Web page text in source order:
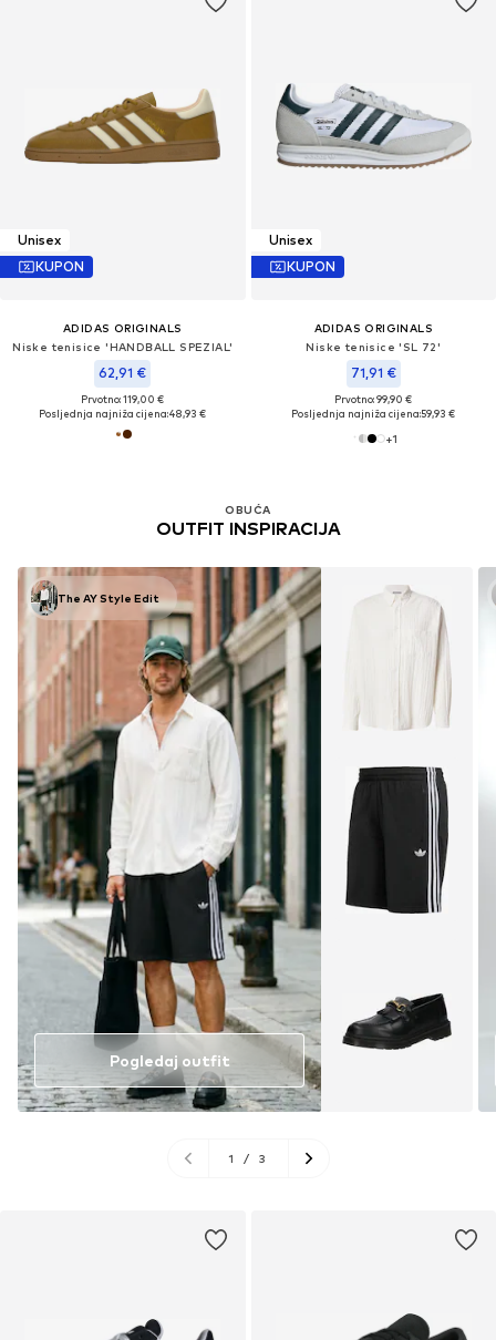
Unisex
KUPON
ADIDAS ORIGINALS
Niske tenisice 'HANDBALL SPEZIAL'
62,91 €
Prvotno: 119,00 €
Posljednja najniža cijena:48,93 €
Unisex
KUPON
ADIDAS ORIGINALS
Niske tenisice 'SL 72'
71,91 €
Prvotno: 99,90 €
Posljednja najniža cijena:59,93 €
+1
OBUĆA
OUTFIT INSPIRACIJA
The AY Style Edit
Pogledaj outfit
1 / 3